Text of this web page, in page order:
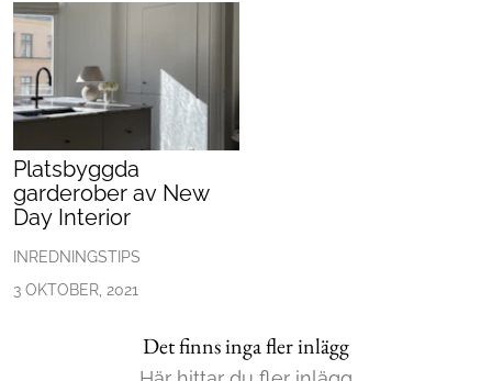
Platsbyggda
garderober av New
Day Interior
INREDNINGSTIPS
3 OKTOBER, 2021
Det finns inga fler inlägg